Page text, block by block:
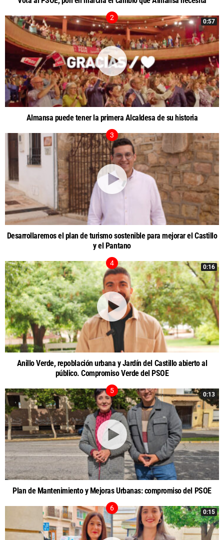
0:57
Almansa puede tener la primera Alcaldesa de su historia
Desarrollaremos el plan de turismo sostenible para mejorar el Castillo
y el Pantano
0:16
Anillo Verde, repoblación urbana y Jardín del Castillo abierto al
público. Compromiso Verde del PSOE
0:13
Plan de Mantenimiento y Mejoras Urbanas: compromiso del PSOE
0:15